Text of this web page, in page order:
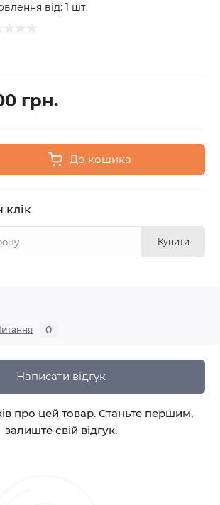
від: 1 шт.
грн.
До кошика
клік
Купити
0
Написати відгук
про цей товар. Станьте першим,
залиште свій відгук.